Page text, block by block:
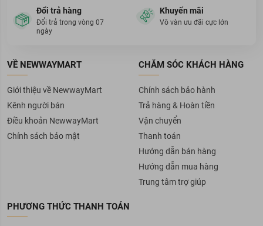
Đổi trả hàng
Đổi trả trong vòng 07
ngày
Khuyến mãi
Vô vàn ưu đãi cực lớn
VỀ NEWWAYMART
Giới thiệu về NewwayMart
Kênh người bán
Điều khoản NewwayMart
Chính sách bảo mật
CHĂM SÓC KHÁCH HÀNG
Chính sách bảo hành
Trả hàng & Hoàn tiền
Vận chuyển
Thanh toán
Hướng dẫn bán hàng
Hướng dẫn mua hàng
Trung tâm trợ giúp
PHƯƠNG THỨC THANH TOÁN